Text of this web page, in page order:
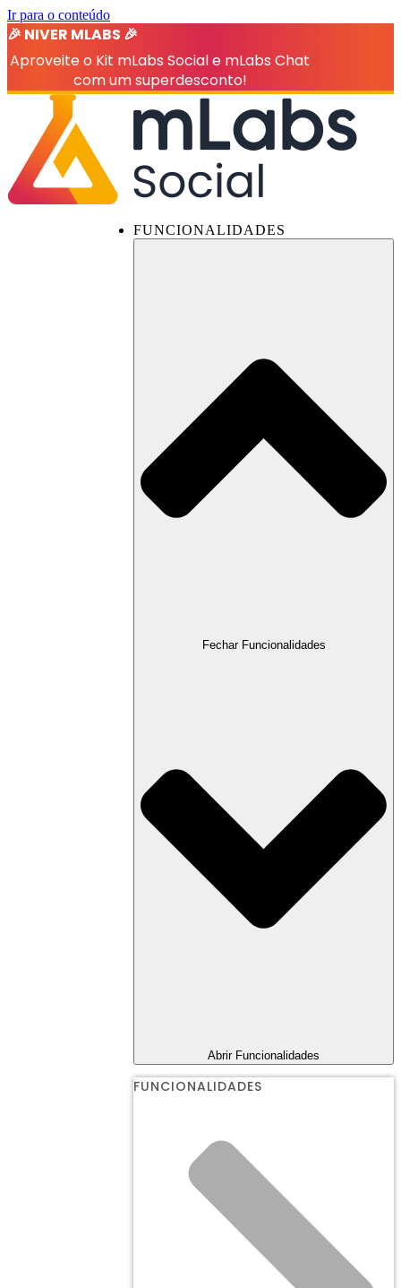
Ir para o conteúdo
🎉 NIVER MLABS 🎉
Aproveite o Kit mLabs Social e mLabs Chat
com um superdesconto!
FUNCIONALIDADES
Fechar Funcionalidades
Abrir Funcionalidades
FUNCIONALIDADES